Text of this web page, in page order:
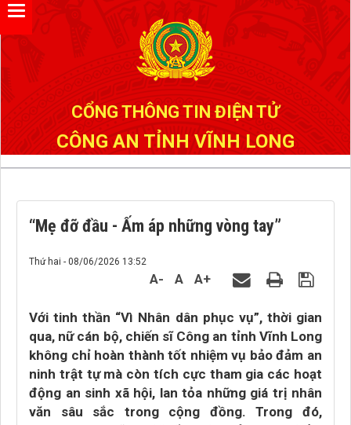
CỔNG THÔNG TIN ĐIỆN TỬ
CÔNG AN TỈNH VĨNH LONG
“Mẹ đỡ đầu - Ấm áp những vòng tay”
Thứ hai - 08/06/2026 13:52
A- A A+
Với tinh thần “Vì Nhân dân phục vụ”, thời gian
qua, nữ cán bộ, chiến sĩ Công an tỉnh Vĩnh Long
không chỉ hoàn thành tốt nhiệm vụ bảo đảm an
ninh trật tự mà còn tích cực tham gia các hoạt
động an sinh xã hội, lan tỏa những giá trị nhân
văn sâu sắc trong cộng đồng. Trong đó,